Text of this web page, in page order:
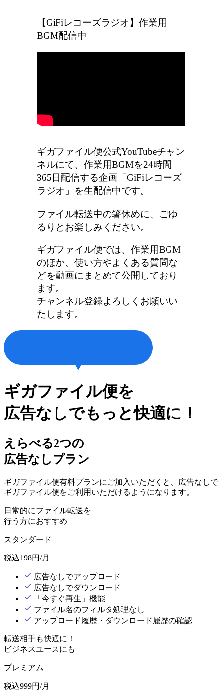
【GiFiレコーズラジオ】作業用
BGM配信中
ギガファイル便公式YouTubeチャン
ネルにて、作業用BGMを24時間
365日配信する企画「GiFiレコーズ
ラジオ」を生配信中です。
ファイル転送中の箸休めに、ごゆ
るりとお楽しみください。
ギガファイル便では、作業用BGM
のほか、使い方やよくある質問な
どを動画にまとめて公開しており
ます。
チャンネル登録よろしくお願いい
たします。
ギガファイル便を
広告なしでもっと快適に！
えらべる2つの
広告なしプラン
ギガファイル便有料プランにご加入いただくと、広告なしで
ギガファイル便をご利用いただけるようになります。
日常的にファイル転送を
行う方におすすめ
スタンダード
税込198円/月
広告なしでアップロード
広告なしでダウンロード
「今すぐ再生」機能
ファイル名のフィルタ処理なし
アップロード履歴・ダウンロード履歴の確認
転送相手も快適に！
ビジネスユースにも
プレミアム
税込999円/月